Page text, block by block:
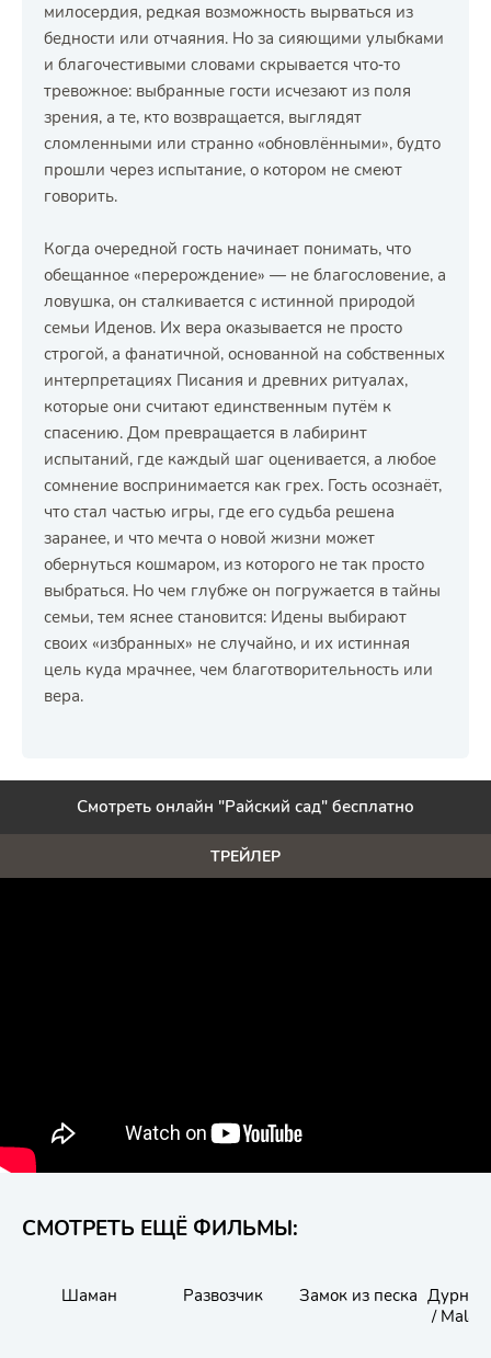
милосердия, редкая возможность вырваться из
бедности или отчаяния. Но за сияющими улыбками
и благочестивыми словами скрывается что‑то
тревожное: выбранные гости исчезают из поля
зрения, а те, кто возвращается, выглядят
сломленными или странно «обновлёнными», будто
прошли через испытание, о котором не смеют
говорить.
Когда очередной гость начинает понимать, что
обещанное «перерождение» — не благословение, а
ловушка, он сталкивается с истинной природой
семьи Иденов. Их вера оказывается не просто
строгой, а фанатичной, основанной на собственных
интерпретациях Писания и древних ритуалах,
которые они считают единственным путём к
спасению. Дом превращается в лабиринт
испытаний, где каждый шаг оценивается, а любое
сомнение воспринимается как грех. Гость осознаёт,
что стал частью игры, где его судьба решена
заранее, и что мечта о новой жизни может
обернуться кошмаром, из которого не так просто
выбраться. Но чем глубже он погружается в тайны
семьи, тем яснее становится: Идены выбирают
своих «избранных» не случайно, и их истинная
цель куда мрачнее, чем благотворительность или
вера.
Смотреть онлайн "Райский сад" бесплатно
ТРЕЙЛЕР
СМОТРЕТЬ ЕЩЁ ФИЛЬМЫ:
Шаман Развозчик Замок из песка Дурное
/ Mala